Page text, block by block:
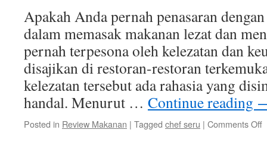
Apakah Anda pernah penasaran
dalam memasak makanan lezat dan
pernah terpesona oleh kelezatan dan
disajikan di restoran-restoran
kelezatan tersebut ada rahasia yang
handal. Menurut … Continue reading
Posted in Review Makanan | Tagged chef seru | Comments Off